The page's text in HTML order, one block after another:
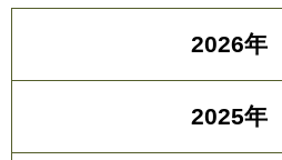
2026年
2025年